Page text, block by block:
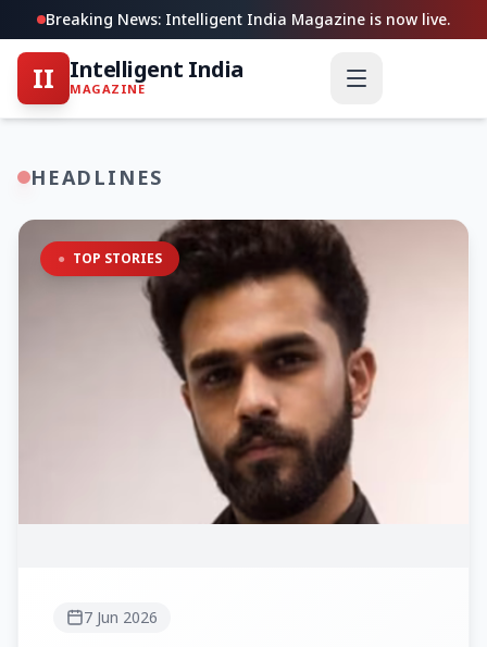
Breaking News: Intelligent India Magazine is now live.
II Intelligent India
MAGAZINE
HEADLINES
● TOP STORIES
7 Jun 2026